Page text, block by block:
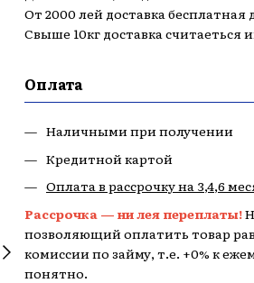
От 2000 лей доставка бесплатная
Свыше 10кг доставка считаеться
Оплата
Наличными при получении
Кредитной картой
Оплата в рассрочку на 3,4,6
Рассрочка — ни лея переплаты!
позволяющий оплатить товар
комиссии по займу, т.е. +0% к
понятно.